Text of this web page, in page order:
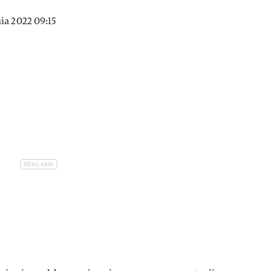
2022 09:15